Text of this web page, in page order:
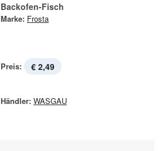
Backofen-Fisch
Marke: Frosta
Preis: € 2,49
Händler: WASGAU